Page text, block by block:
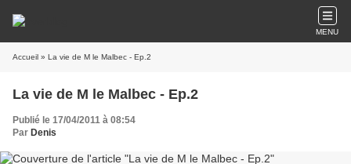
MENU
Accueil » La vie de M le Malbec - Ep.2
La vie de M le Malbec - Ep.2
Publié le 17/04/2011 à 08:54
Par Denis